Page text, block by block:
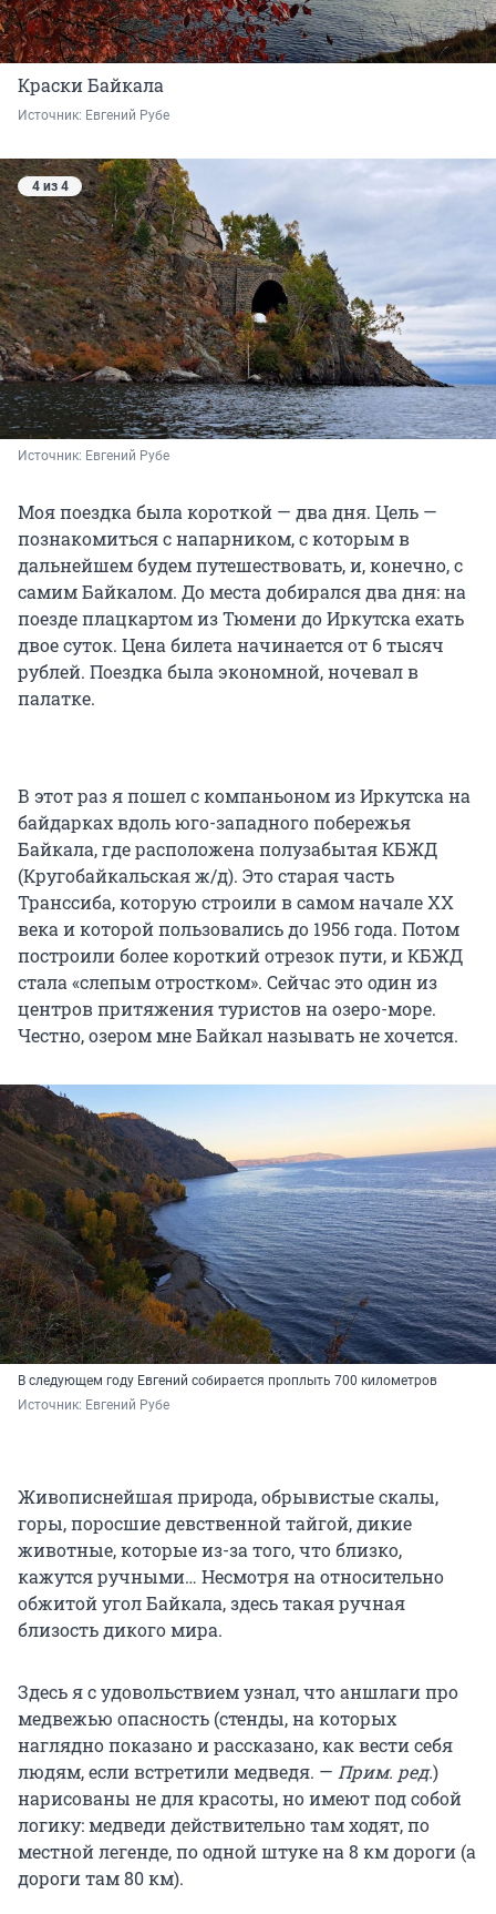
Краски Байкала
Источник: Евгений Рубе
4 из 4
Источник: Евгений Рубе
Моя поездка была короткой — два дня. Цель —
познакомиться с напарником, с которым в
дальнейшем будем путешествовать, и, конечно, с
самим Байкалом. До места добирался два дня: на
поезде плацкартом из Тюмени до Иркутска ехать
двое суток. Цена билета начинается от 6 тысяч
рублей. Поездка была экономной, ночевал в
палатке.
В этот раз я пошел с компаньоном из Иркутска на
байдарках вдоль юго-западного побережья
Байкала, где расположена полузабытая КБЖД
(Кругобайкальская ж/д). Это старая часть
Транссиба, которую строили в самом начале XX
века и которой пользовались до 1956 года. Потом
построили более короткий отрезок пути, и КБЖД
стала «слепым отростком». Сейчас это один из
центров притяжения туристов на озеро-море.
Честно, озером мне Байкал называть не хочется.
В следующем году Евгений собирается проплыть 700 километров
Источник: Евгений Рубе
Живописнейшая природа, обрывистые скалы,
горы, поросшие девственной тайгой, дикие
животные, которые из-за того, что близко,
кажутся ручными… Несмотря на относительно
обжитой угол Байкала, здесь такая ручная
близость дикого мира.
Здесь я с удовольствием узнал, что аншлаги про
медвежью опасность (стенды, на которых
наглядно показано и рассказано, как вести себя
людям, если встретили медведя. — Прим. ред.)
нарисованы не для красоты, но имеют под собой
логику: медведи действительно там ходят, по
местной легенде, по одной штуке на 8 км дороги (а
дороги там 80 км).